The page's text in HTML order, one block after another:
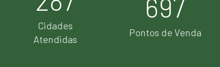
Cidades
Atendidas
697
Pontos de Venda